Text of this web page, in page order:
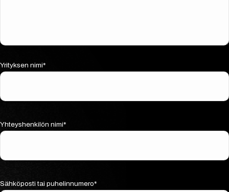
Yrityksen nimi*
Yhteyshenkilön nimi*
Sähköposti tai puhelinnumero*